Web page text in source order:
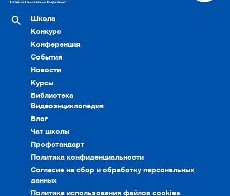
Школа
Конкурс
Конференция
События
Новости
Курсы
Библиотека
Видеоэнциклопедия
Блог
Чат школы
Профстандарт
Политика конфиденциальности
Согласие на сбор и обработку персональных
данных
Политика использования файлов cookies